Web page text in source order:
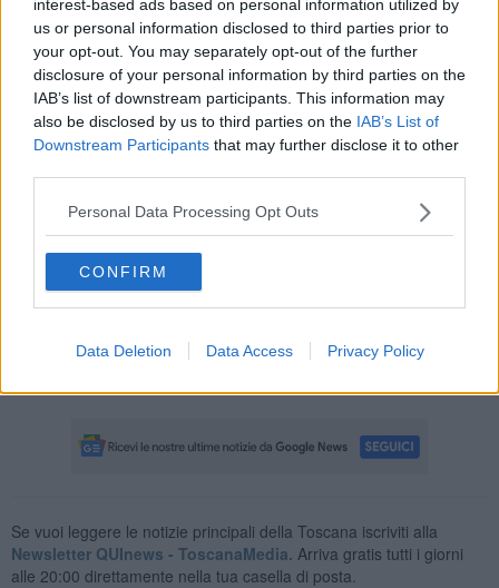
interest-based ads based on personal information utilized by
us or personal information disclosed to third parties prior to
your opt-out. You may separately opt-out of the further
disclosure of your personal information by third parties on the
IAB’s list of downstream participants. This information may
also be disclosed by us to third parties on the IAB’s List of
Downstream Participants that may further disclose it to other
Personal Data Processing Opt Outs
CONFIRM
Data Deletion Data Access Privacy Policy
hanno imparato a ballare da un solo compagno (vedi esperimento
di pavlov). Apprendere però per abitudine ha il vantaggio di aiutarle
ad affrontare le tande più cariche emotivamente, specie quelle
ballate con gli sconosciuti, ma tale inganno non funziona per
sempre, poiché tutti alla fine capiranno che ballare con un estraneo
non è poi così spaventoso.
si imita), per tentativi ma mai per ragionamento. Aimaestronidi
milongas consiglio vivamente di smettere di far lezioni e di godersi
pertanto le tande poiché i loro sforzi sono del tutto inefficaci. A
riguardo dell’osservazione dobbiamo anche parlare dei messaggi
visivi che peraltro in alcuni casi posoono sfociare in un vero e
proprio corteggiamento milonguero, ma quest’argomento merita un
A tutti buon tango.
Se vuoi leggere le notizie principali della Toscana iscriviti alla
Newsletter QUInews - ToscanaMedia. Arriva gratis tutti i giorni
alle 20:00 direttamente nella tua casella di posta.